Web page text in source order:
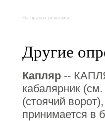
На правах рекламы:
Другие
Капляр --
кабалярник
(стоячий
принимается в